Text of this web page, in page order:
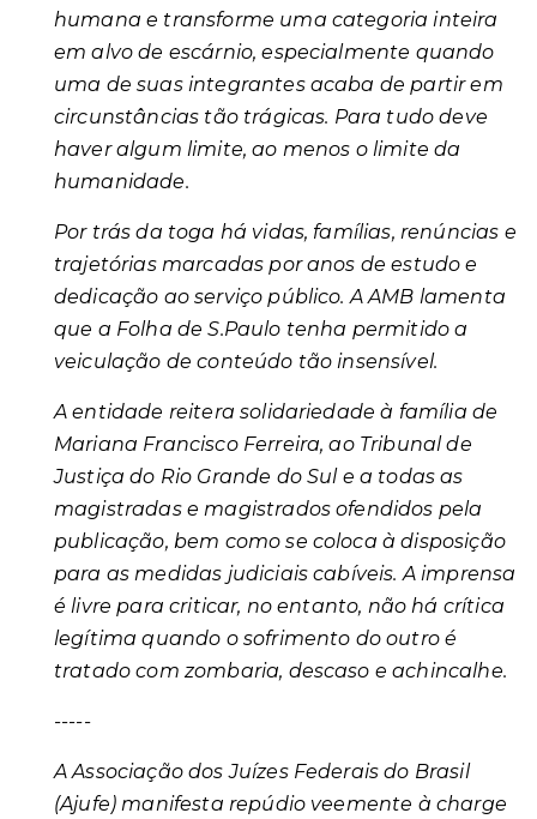
humana e transforme uma categoria inteira
em alvo de escárnio, especialmente quando
uma de suas integrantes acaba de partir em
circunstâncias tão trágicas. Para tudo deve
haver algum limite, ao menos o limite da
humanidade.
Por trás da toga há vidas, famílias, renúncias e
trajetórias marcadas por anos de estudo e
dedicação ao serviço público. A AMB lamenta
que a Folha de S.Paulo tenha permitido a
veiculação de conteúdo tão insensível.
A entidade reitera solidariedade à família de
Mariana Francisco Ferreira, ao Tribunal de
Justiça do Rio Grande do Sul e a todas as
magistradas e magistrados ofendidos pela
publicação, bem como se coloca à disposição
para as medidas judiciais cabíveis. A imprensa
é livre para criticar, no entanto, não há crítica
legítima quando o sofrimento do outro é
tratado com zombaria, descaso e achincalhe.
-----
A Associação dos Juízes Federais do Brasil
(Ajufe) manifesta repúdio veemente à charge